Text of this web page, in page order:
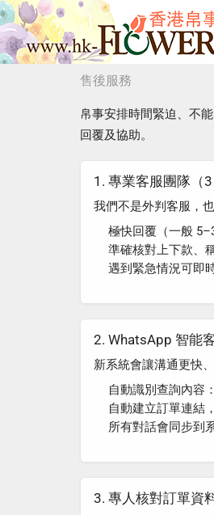
售後服務
帛事安排時間緊迫、不
回覆及協助。
1. 專業客服團隊（3
我們不是外判客服，
極快回覆（一般
準確核對上下款、
遇到緊急情況可即
2. WhatsApp 智能
新系統會讓溝通更快
自動識別查詢內容
自動建立訂單連結
所有對話會同步到
3. 專人核對訂單資